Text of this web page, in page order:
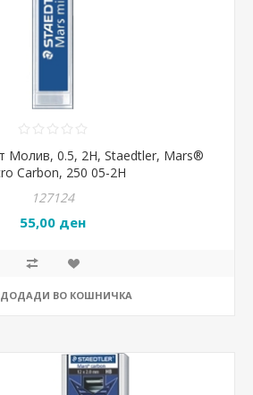
Молив, 0.5, 2H, Staedtler, Mars®
Carbon, 250 05-2H
127124
55,00 ден
ДОДАДИ ВО КОШНИЧКА